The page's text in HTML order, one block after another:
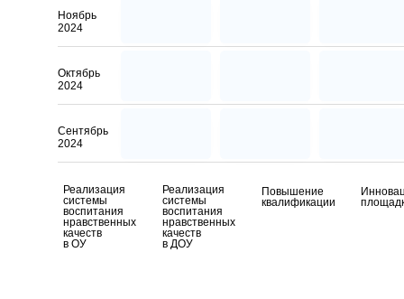
Сентябрь
2024
Октябрь
2024
Ноябрь
2024
Повышение
квалификации
Реализация
системы
воспитания
нравственных
качеств
в ДОУ
Реализация
системы
воспитания
нравственных
качеств
в ОУ